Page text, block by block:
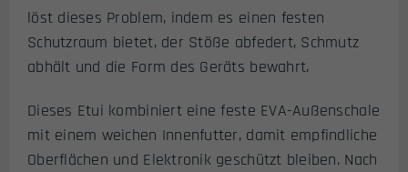
löst dieses Problem, indem es einen festen
Schutzraum bietet, der Stöße abfedert, Schmutz
abhält und die Form des Geräts bewahrt.
Dieses Etui kombiniert eine feste EVA-Außenschale
mit einem weichen Innenfutter, damit empfindliche
Oberflächen und Elektronik geschützt bleiben. Nach